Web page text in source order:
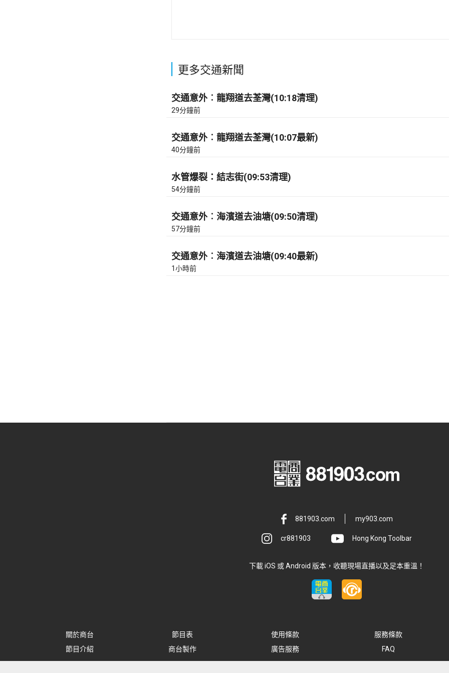
更多交通新聞
交通意外︰龍翔道去荃灣(10:18清理)
29分鐘前
交通意外︰龍翔道去荃灣(10:07最新)
40分鐘前
水管爆裂：結志街(09:53清理)
54分鐘前
交通意外︰海濱道去油塘(09:50清理)
57分鐘前
交通意外︰海濱道去油塘(09:40最新)
1小時前
881903.com my903.com
cr881903 Hong Kong Toolbar
下載 iOS 或 Android 版本，收聽現場直播以及足本重溫！
關於商台 節目表 使用條款
服務條款
節目介紹
商台製作 廣告服務 FAQ